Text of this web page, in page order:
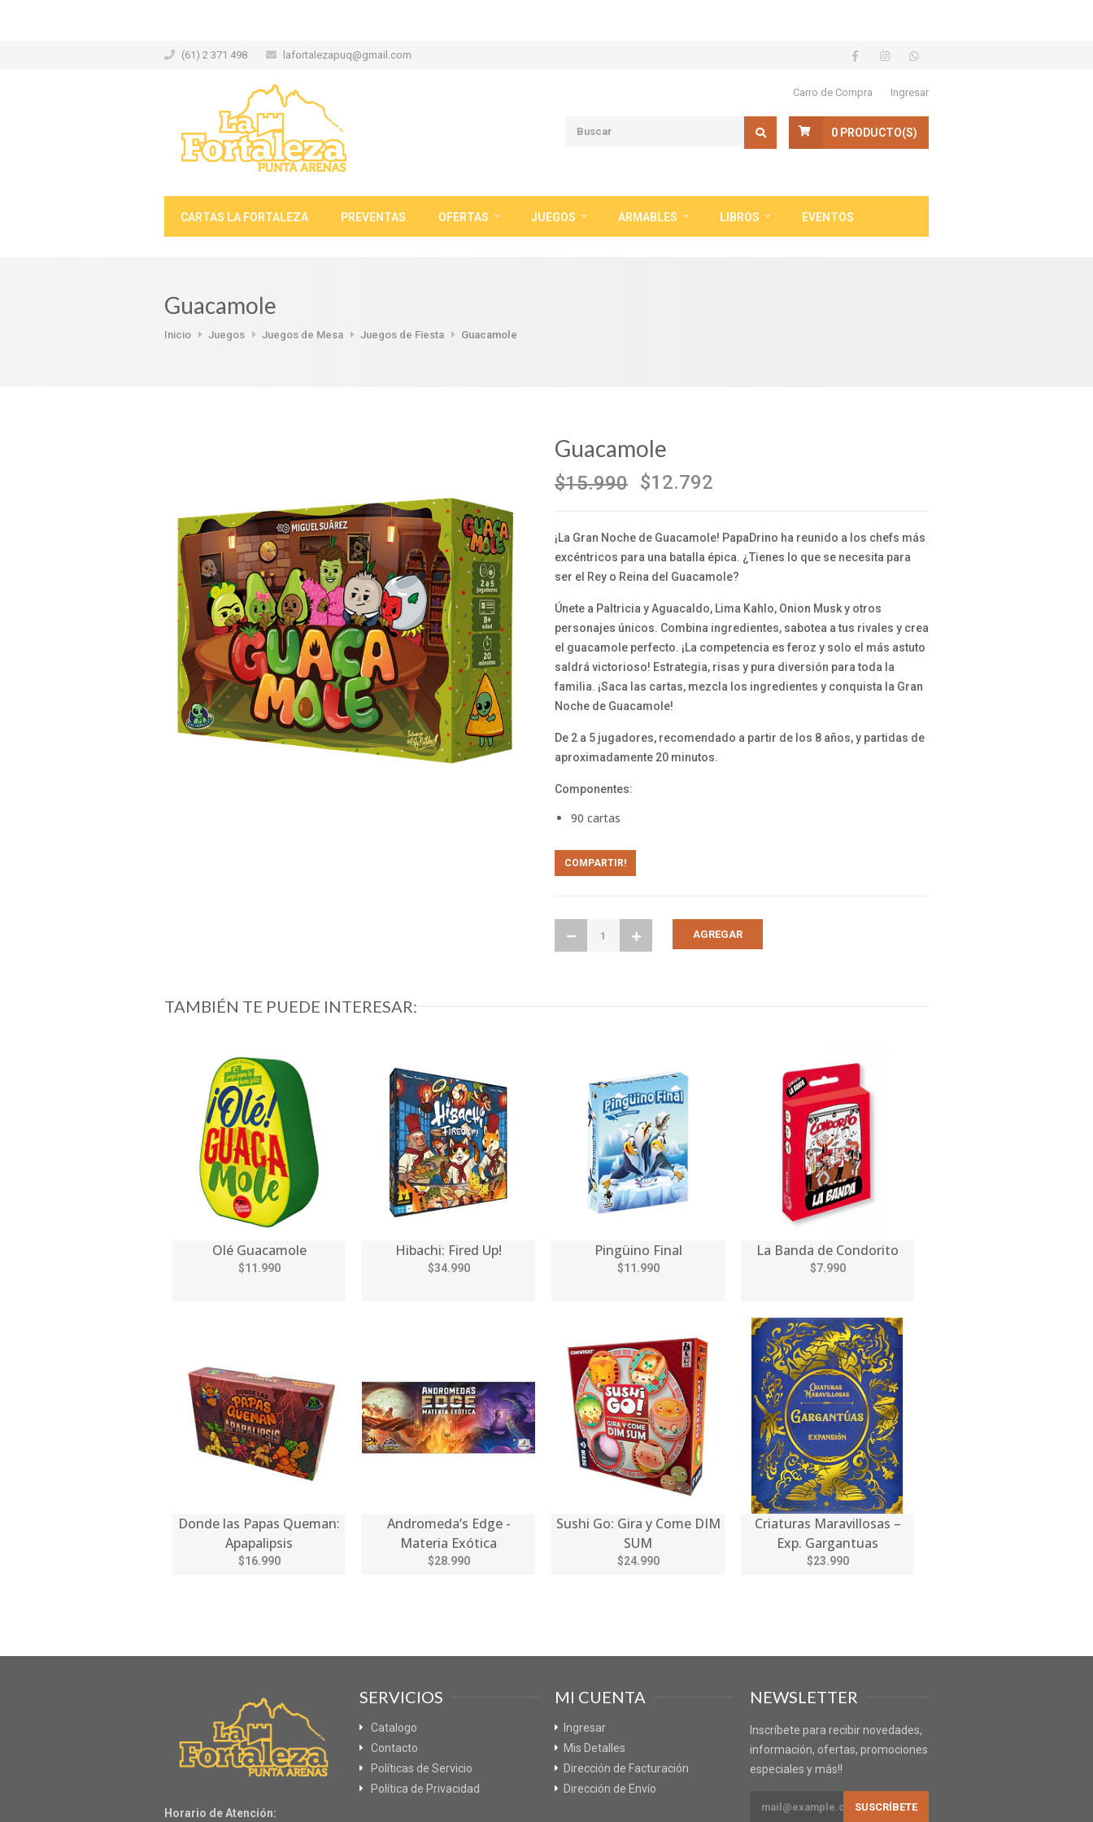
(61) 2 371 498 lafortalezapuq@gmail.com
Carro de Compra Ingresar
0 PRODUCTO(S)
CARTAS LA FORTALEZA PREVENTAS OFERTAS JUEGOS ARMABLES LIBROS EVENTOS
Guacamole
Inicio Juegos Juegos de Mesa Juegos de Fiesta Guacamole
Guacamole
$15.990 $12.792
¡La Gran Noche de Guacamole! PapaDrino ha reunido a los chefs más
excéntricos para una batalla épica. ¿Tienes lo que se necesita para
ser el Rey o Reina del Guacamole?
Únete a Paltricia y Aguacaldo, Lima Kahlo, Onion Musk y otros
personajes únicos. Combina ingredientes, sabotea a tus rivales y crea
el guacamole perfecto. ¡La competencia es feroz y solo el más astuto
saldrá victorioso! Estrategia, risas y pura diversión para toda la
familia. ¡Saca las cartas, mezcla los ingredientes y conquista la Gran
Noche de Guacamole!
De 2 a 5 jugadores, recomendado a partir de los 8 años, y partidas de
aproximadamente 20 minutos.
Componentes:
90 cartas
COMPARTIR!
TAMBIÉN TE PUEDE INTERESAR:
Olé Guacamole
$11.990
Hibachi: Fired Up!
$34.990
Pingüino Final
$11.990
La Banda de Condorito
$7.990
Donde las Papas Queman:
Apapalipsis
$16.990
Andromeda’s Edge -
Materia Exótica
$28.990
Sushi Go: Gira y Come DIM
SUM
$24.990
Criaturas Maravillosas –
Exp. Gargantuas
$23.990
Horario de Atención:
SERVICIOS
Catalogo
Contacto
Políticas de Servicio
Política de Privacidad
MI CUENTA
Ingresar
Mis Detalles
Dirección de Facturación
Dirección de Envío
NEWSLETTER
Inscríbete para recibir novedades,
información, ofertas, promociones
especiales y más!!